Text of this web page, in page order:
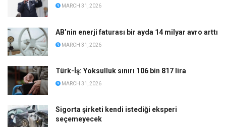
MARCH 31, 2026
AB’nin enerji faturası bir ayda 14 milyar avro arttı
MARCH 31, 2026
Türk-İş: Yoksulluk sınırı 106 bin 817 lira
MARCH 31, 2026
Sigorta şirketi kendi istediği eksperi
seçemeyecek